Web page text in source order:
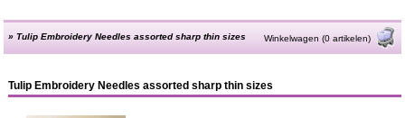
»Tulip Embroidery Needles assorted sharp thin sizes Winkelwagen (0 artikelen)
Tulip Embroidery Needles assorted sharp thin sizes